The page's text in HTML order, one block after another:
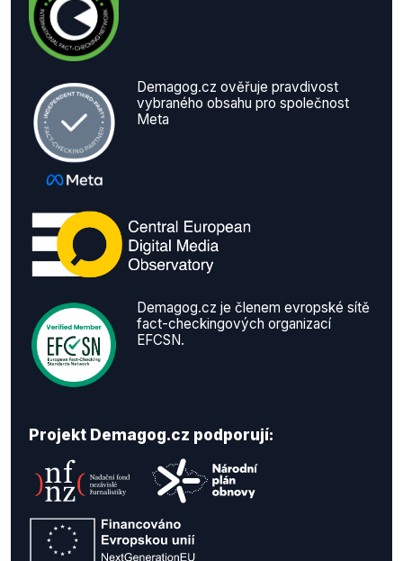
Demagog.cz ověřuje pravdivost
vybraného obsahu pro společnost
Meta
Demagog.cz je členem evropské sítě
fact-checkingových organizací
EFCSN.
Projekt Demagog.cz podporují: